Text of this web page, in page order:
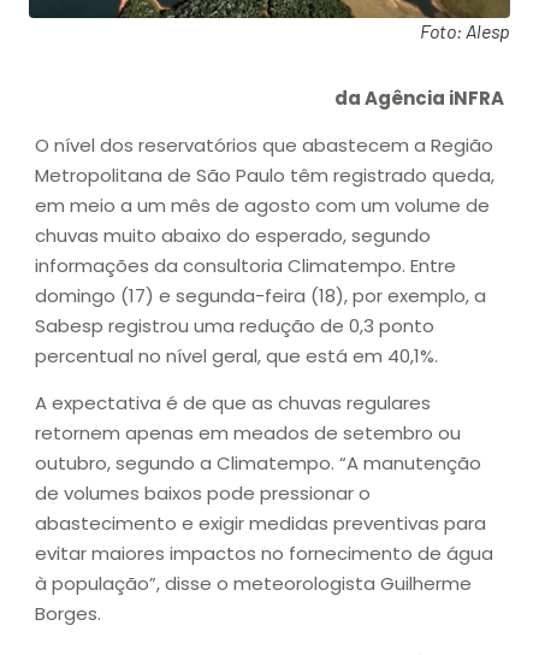
Foto: Alesp
da Agência iNFRA
O nível dos reservatórios que abastecem a Região
Metropolitana de São Paulo têm registrado queda,
em meio a um mês de agosto com um volume de
chuvas muito abaixo do esperado, segundo
informações da consultoria Climatempo. Entre
domingo (17) e segunda-feira (18), por exemplo, a
Sabesp registrou uma redução de 0,3 ponto
percentual no nível geral, que está em 40,1%.
A expectativa é de que as chuvas regulares
retornem apenas em meados de setembro ou
outubro, segundo a Climatempo. “A manutenção
de volumes baixos pode pressionar o
abastecimento e exigir medidas preventivas para
evitar maiores impactos no fornecimento de água
à população”, disse o meteorologista Guilherme
Borges.